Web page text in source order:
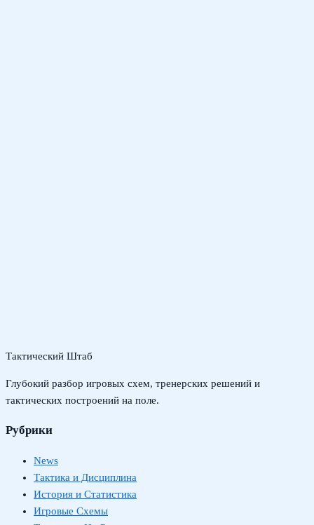
Тактический Штаб
Глубокий разбор игровых схем, тренерских решений и
тактических построений на поле.
Рубрики
News
Тактика и Дисциплина
История и Статистика
Игровые Схемы